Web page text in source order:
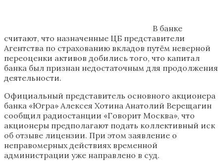
В банке
считают, что назначенные ЦБ представители
Агентства по страхованию вкладов путём неверной
переоценки активов добились того, что капитал
банка был признан недостаточным для продолжения
деятельности.
Официальный представитель основного акционера
банка «Югра» Алексея Хотина Анатолий Верещагин
сообщил радиостанции «Говорит Москва», что
акционеры предполагают подать коллективный иск
об отзыве лицензии. При этом заявление о
неправомерных действиях временной
администрации уже направлено в суд.